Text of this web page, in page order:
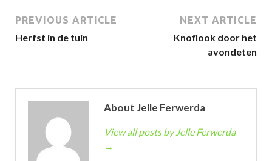
PREVIOUS ARTICLE
Herfst in de tuin
NEXT ARTICLE
Knoflook door het
avondeten
About Jelle Ferwerda
View all posts by Jelle Ferwerda
→